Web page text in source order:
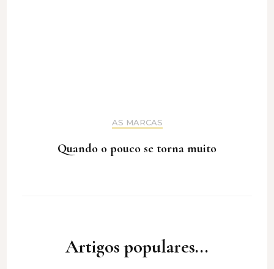
AS MARCAS
Quando o pouco se torna muito
Artigos populares...